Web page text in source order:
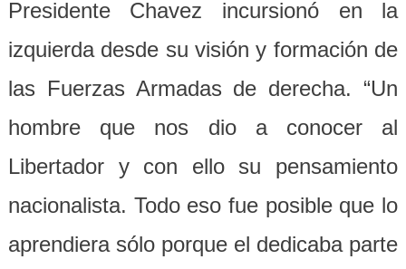
Presidente Chavez incursionó en la
izquierda desde su visión y formación de
las Fuerzas Armadas de derecha. “Un
hombre que nos dio a conocer al
Libertador y con ello su pensamiento
nacionalista. Todo eso fue posible que lo
aprendiera sólo porque el dedicaba parte